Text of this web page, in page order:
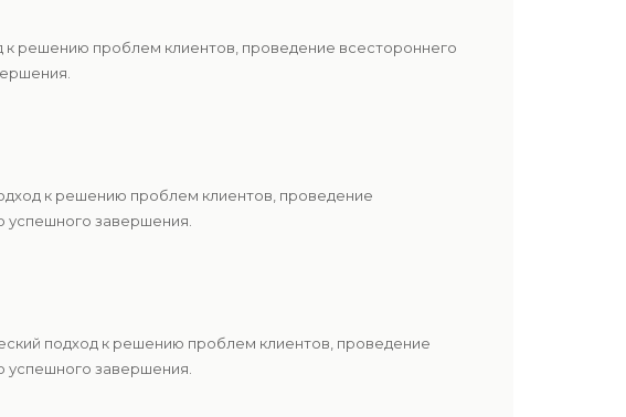
решению проблем клиентов, проведение всестороннего
к решению проблем клиентов, проведение
успешного завершения.
подход к решению проблем клиентов, проведение
успешного завершения.